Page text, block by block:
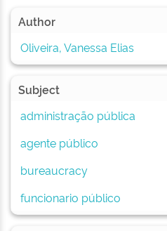
Author
Oliveira, Vanessa Elias
Subject
administração pública
agente público
bureaucracy
funcionario público